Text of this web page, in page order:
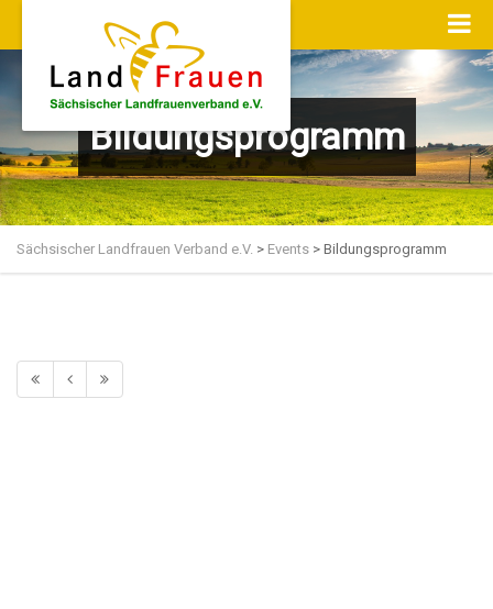
Bildungsprogramm
Sächsischer Landfrauen Verband e.V. > Events > Bildungsprogramm